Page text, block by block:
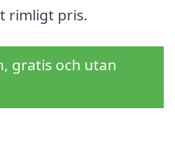
rimligt pris.
gratis och utan